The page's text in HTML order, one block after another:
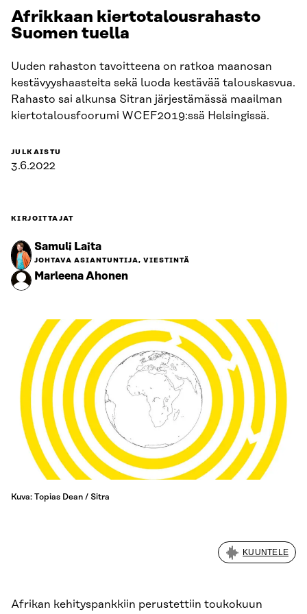
Afrikkaan kiertotalousrahasto
Suomen tuella
Uuden rahaston tavoitteena on ratkoa maanosan
kestävyyshaasteita sekä luoda kestävää talouskasvua.
Rahasto sai alkunsa Sitran järjestämässä maailman
kiertotalousfoorumi WCEF2019:ssä Helsingissä.
JULKAISTU
3.6.2022
KIRJOITTAJAT
Samuli Laita
JOHTAVA ASIANTUNTIJA, VIESTINTÄ
Marleena Ahonen
Kuva: Topias Dean / Sitra
KUUNTELE
Afrikan kehityspankkiin perustettiin toukokuun